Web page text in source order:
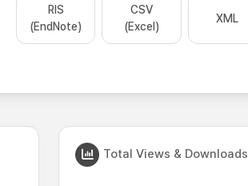
RIS
(EndNote)
CSV
(Excel)
XML
Total Views & Downloads